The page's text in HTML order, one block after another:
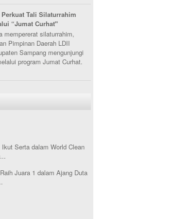
Perkuat Tali Silaturrahim
“Jumat Curhat"
mempererat silaturrahim,
Pimpinan Daerah LDII
Sampang mengunjungi
program Jumat Curhat.
Serta dalam World Clean
Juara 1 dalam Ajang Duta